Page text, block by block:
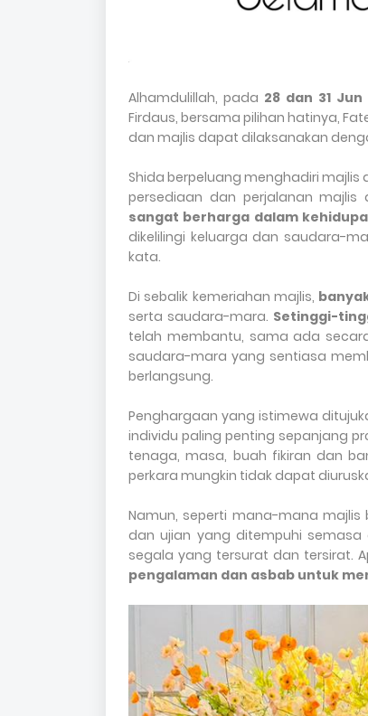
Alhamdulillah, pada 28 dan 31 Jun
Firdaus, bersama pilihan hatinya,
dan majlis dapat dilaksanakan
Shida berpeluang menghadiri
persediaan dan perjalanan
sangat berharga dalam
dikelilingi keluarga dan saudara-
kata.
Di sebalik kemeriahan majlis,
serta saudara-mara. Setinggi-
telah membantu, sama ada
saudara-mara yang sentiasa
berlangsung.
Penghargaan yang istimewa
individu paling penting sepanjang
tenaga, masa, buah fikiran dan
perkara mungkin tidak dapat
Namun, seperti mana-mana
dan ujian yang ditempuhi semasa
segala yang tersurat dan tersirat.
pengalaman dan asbab untuk